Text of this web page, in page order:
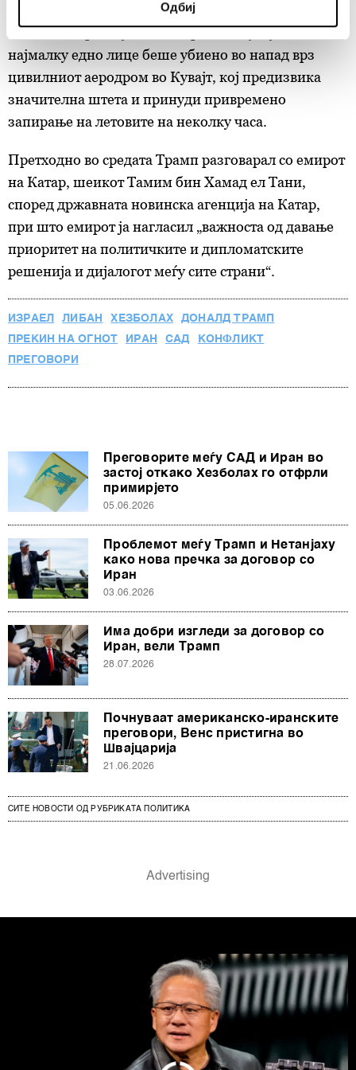
specific characteristics (fingerprinting)
Find out more about how your personal data is processed
and set your preferences in thedetails section.
Заедничките ракувачи се HD-WIN ARENA SPORT
d.o.o. иПертнери. Повеќе за податоците кои ги
обработуваме како и за вашите права прочитајте во
други слични технологии воПолитиката на
колачиња. Колачињата во кој било момент можете
повторно да ги ажурирате со клик на „Прикажи ги
деталите“. Согласноста можете во кој било момент да
Одбиј
примирјето стапи во сила во април. Најновите
напади се прелеаја и во Бахреин и Кувајт, каде што
најмалку едно лице беше убиено во напад врз
цивилниот аеродром во Кувајт, кој предизвика
значителна штета и принуди привремено
запирање на летовите на неколку часа.
Претходно во средата Трамп разговарал со емирот
на Катар, шеикот Тамим бин Хамад ел Тани,
според државната новинска агенција на Катар,
при што емирот ја нагласил „важноста од давање
приоритет на политичките и дипломатските
решенија и дијалогот меѓу сите страни“.
ИЗРАЕЛ ЛИБАН ХЕЗБОЛАХ
ДОНАЛД ТРАМП
ПРЕКИН НА ОГНОТ
ИРАН САД
КОНФЛИКТ
ПРЕГОВОРИ
Преговорите меѓу САД и Иран во
застој откако Хезболах го отфрли
примирјето
05.06.2026
Проблемот меѓу Трамп и Нетанјаху
како нова пречка за договор со
Иран
03.06.2026
Има добри изгледи за договор со
Иран, вели Трамп
28.07.2026
Почнуваат американско-иранските
преговори, Венс пристигна во
Швајцарија
21.06.2026
СИТЕ НОВОСТИ ОД РУБРИКАТА ПОЛИТИКА